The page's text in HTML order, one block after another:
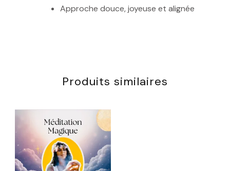
Approche douce, joyeuse et alignée
Produits similaires